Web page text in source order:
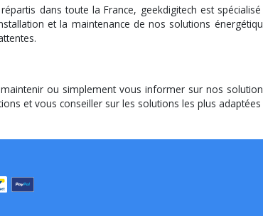
répartis dans toute la France, geekdigitech est
et la maintenance de nos solutions
ou simplement vous informer sur nos
et vous conseiller sur les solutions les plus